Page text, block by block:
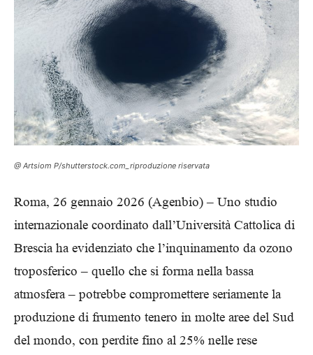
@ Artsiom P/shutterstock.com_riproduzione riservata
Roma, 26 gennaio 2026 (Agenbio) – Uno studio
internazionale coordinato dall’Università Cattolica di
Brescia ha evidenziato che l’inquinamento da ozono
troposferico – quello che si forma nella bassa
atmosfera – potrebbe compromettere seriamente la
produzione di frumento tenero in molte aree del Sud
del mondo, con perdite fino al 25% nelle rese